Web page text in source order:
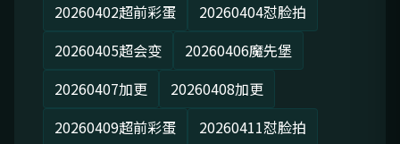
20260402超前彩蛋
20260404怼脸拍
20260405超会变
20260406魔先堡
20260407加更
20260408加更
20260409超前彩蛋
20260411怼脸拍